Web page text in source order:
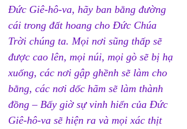
Đức Giê-hô-va, hãy ban bằng đường
cái trong đất hoang cho Đức Chúa
Trời chúng ta. Mọi nơi sũng thấp sẽ
được cao lên, mọi núi, mọi gò sẽ bị hạ
xuống, các nơi gập ghềnh sẽ làm cho
bằng, các nơi dốc hãm sẽ làm thành
đồng – Bấy giờ sự vinh hiển của Đức
Giê-hô-va sẽ hiện ra và mọi xác thịt